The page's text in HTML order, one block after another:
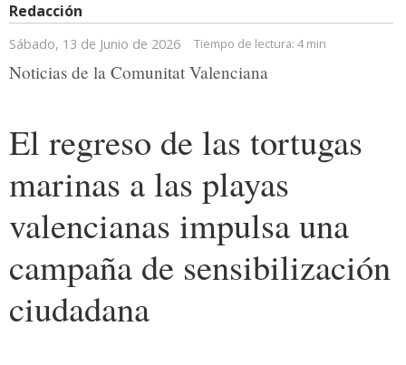
Redacción
Sábado, 13 de Junio de 2026 Tiempo de lectura: 4 min
Noticias de la Comunitat Valenciana
El regreso de las tortugas
marinas a las playas
valencianas impulsa una
campaña de sensibilización
ciudadana